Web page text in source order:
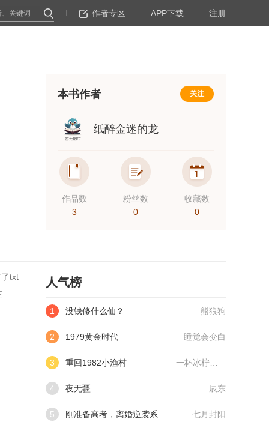
作者专区 APP下载 注册
本书作者 关注
纸醉金迷的龙
作品数
3
粉丝数
0
收藏数
0
txt
人气榜
1 没钱修什么仙？ 熊狼狗
2 1979黄金时代 睡觉会变白
3 重回1982小渔村
4 夜无疆 辰东
5 七月封阳